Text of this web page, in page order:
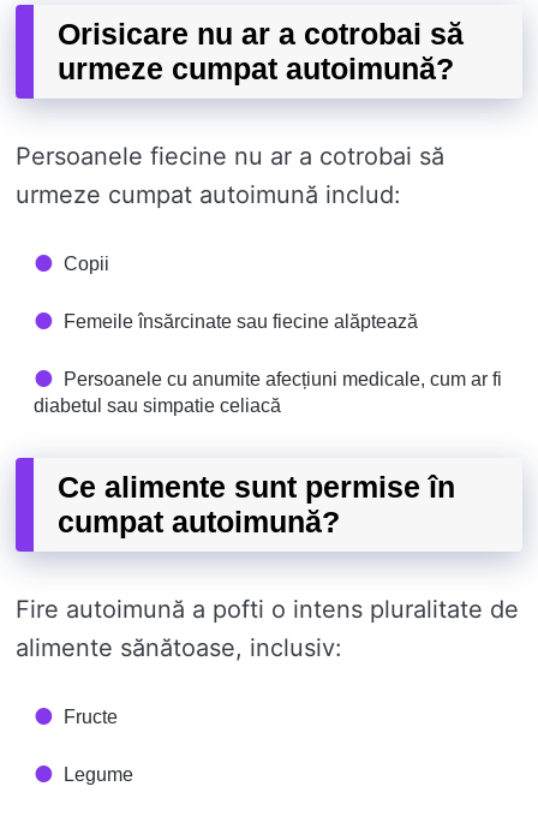
Orisicare nu ar a cotrobai să
urmeze cumpat autoimună?
Persoanele fiecine nu ar a cotrobai să
urmeze cumpat autoimună includ:
Copii
Femeile însărcinate sau fiecine alăptează
Persoanele cu anumite afecțiuni medicale, cum ar fi
diabetul sau simpatie celiacă
Ce alimente sunt permise în
cumpat autoimună?
Fire autoimună a pofti o intens pluralitate de
alimente sănătoase, inclusiv:
Fructe
Legume